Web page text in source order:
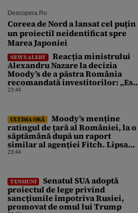
Descopera.ro
Coreea de Nord a lansat cel puțin
un proiectil neidentificat spre
Marea Japoniei
NEWS ALERT
Reacția ministrului
Alexandru Nazare la decizia
Moody’s de a păstra România
recomandată investitorilor:
un răgaz, dar în niciun caz un
23:44
ULTIMA ORĂ
Moody’s menține
ratingul de țară al României, la o
săptămână după un raport
similar al agenției Fitch. Lipsa
unui guvern cu puteri depline,
23:44
TENSIUNI
Senatul SUA adoptă
proiectul de lege privind
sancțiunile împotriva Rusiei,
promovat de omul lui Trump